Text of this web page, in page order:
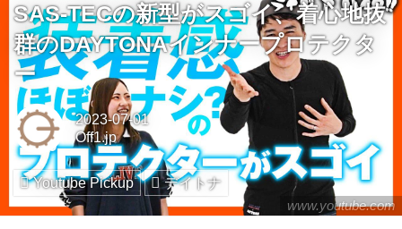
www.youtube.com
SAS-TECの新型がスゴイ、着心地抜
群のDAYTONAインナープロテクタ
ー
2023-07-01
Off1.jp
Youtube Pickup デイトナ